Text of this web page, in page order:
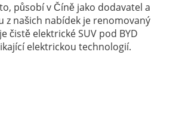
působí v Číně jako dodavatel a
z našich nabídek je renomovaný
čistě elektrické SUV pod BYD
elektrickou technologií.